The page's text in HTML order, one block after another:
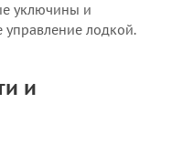
уключины и
управление лодкой.
и